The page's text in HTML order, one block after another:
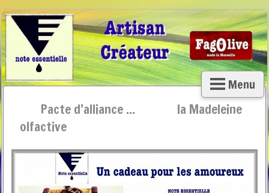
Menu
Pacte d’alliance ... la Madeleine
olfactive